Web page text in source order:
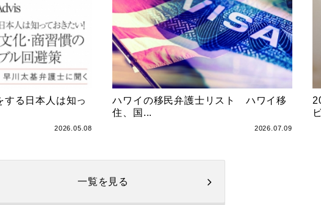
する日本人は知っ
2026.05.08
ハワイの移民弁護士リスト ハワイ移
住、国...
2026.07.09
一覧を見る